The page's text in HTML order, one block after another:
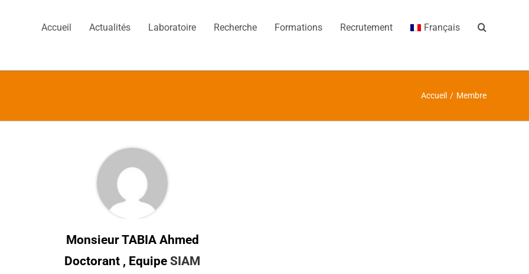
Accueil Actualités Laboratoire Recherche Formations Recrutement Français
Accueil / Membre
Monsieur TABIA Ahmed
Doctorant , Equipe SIAM